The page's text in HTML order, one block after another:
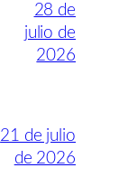
28 de
julio de
2026
21 de julio
de 2026